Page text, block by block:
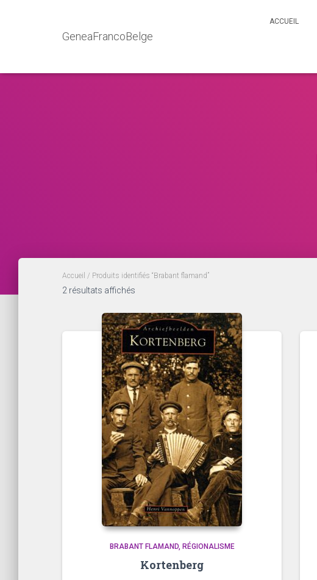
GeneaFrancoBelge
ACCUEIL
Accueil / Produits identifiés “Brabant flamand”
2 résultats affichés
BRABANT FLAMAND RÉGIONALISME
Kortenberg